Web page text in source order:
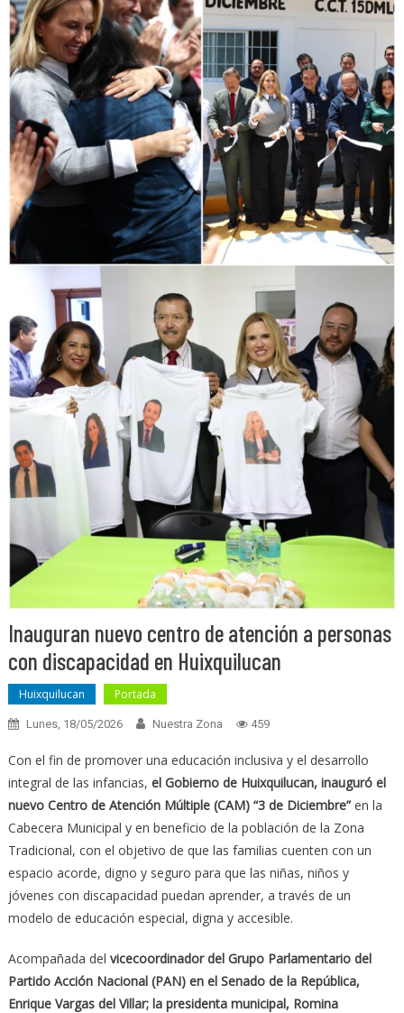
Inauguran nuevo centro de atención a personas
con discapacidad en Huixquilucan
Huixquilucan Portada
Lunes, 18/05/2026 Nuestra Zona 459
Con el fin de promover una educación inclusiva y el desarrollo
integral de las infancias, el Gobierno de Huixquilucan, inauguró el
nuevo Centro de Atención Múltiple (CAM) “3 de Diciembre”en la
Cabecera Municipal y en beneficio de la población de la Zona
Tradicional, con el objetivo de que las familias cuenten con un
espacio acorde, digno y seguro para que las niñas, niños y
jóvenes con discapacidad puedan aprender, a través de un
modelo de educación especial, digna y accesible.
Acompañada del vicecoordinador del Grupo Parlamentario del
Partido Acción Nacional (PAN) en el Senado de la República,
Enrique Vargas del Villar; la presidenta municipal, Romina